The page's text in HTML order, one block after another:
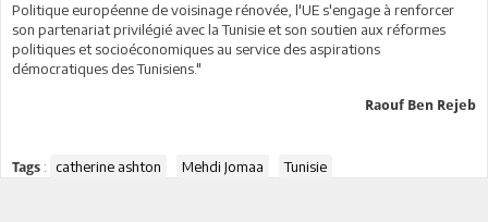
Politique européenne de voisinage rénovée, l'UE s'engage à renforcer
son partenariat privilégié avec la Tunisie et son soutien aux réformes
politiques et socioéconomiques au service des aspirations
démocratiques des Tunisiens."
Raouf Ben Rejeb
Tags : catherine ashton Mehdi Jomaa Tunisie